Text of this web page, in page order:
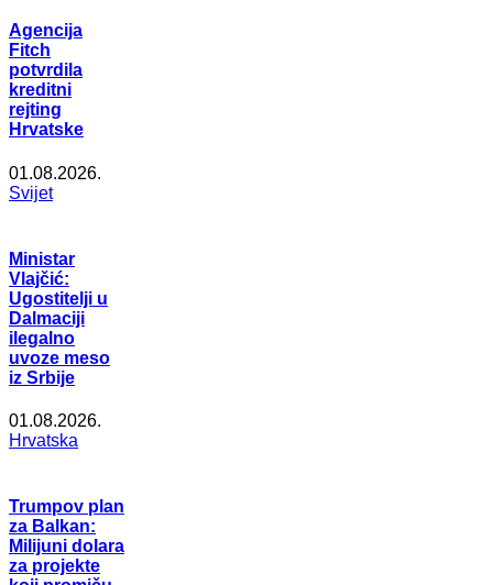
Agencija
Fitch
potvrdila
kreditni
rejting
Hrvatske
01.08.2026.
Svijet
Ministar
Vlajčić:
Ugostitelji u
Dalmaciji
ilegalno
uvoze meso
iz Srbije
01.08.2026.
Hrvatska
Trumpov plan
za Balkan:
Milijuni dolara
za projekte